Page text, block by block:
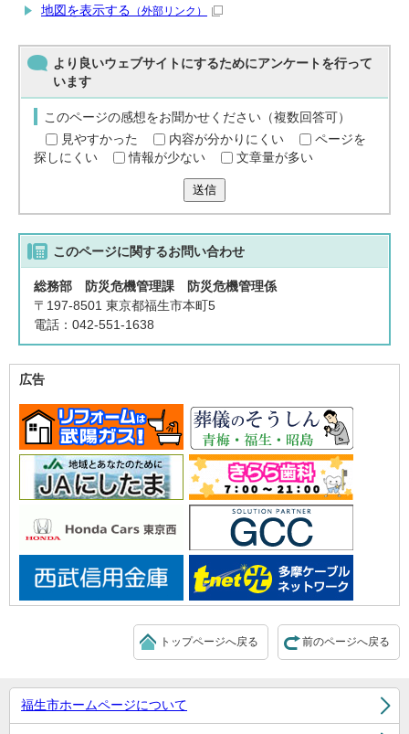
地図を表示する （外部リンク）
より良いウェブサイトにするためにアンケートを行って
います
このページの感想をお聞かせください（複数回答可）
見やすかった
内容が分かりにくい
ページを
探しにくい
情報が少ない 文章量が多い
送信
このページに関するお問い合わせ
総務部 防災危機管理課 防災危機管理係
〒197-8501 東京都福生市本町5
電話：042-551-1638
広告
前のページへ戻る
トップページへ戻る
福生市ホームページについて